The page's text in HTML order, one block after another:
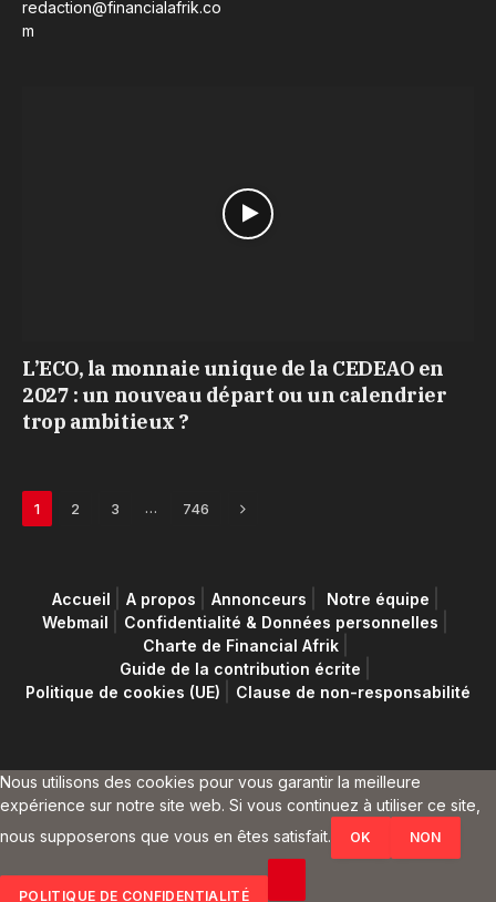
redaction@financialafrik.co
m
L’ECO, la monnaie unique de la CEDEAO en
2027 : un nouveau départ ou un calendrier
trop ambitieux ?
1 2 3 … 746 Next
Accueil A propos Annonceurs
Notre équipe
Webmail
Confidentialité & Données personnelles
Charte de Financial Afrik
Guide de la contribution écrite
Politique de cookies (UE)
Clause de non-responsabilité
Nous utilisons des cookies pour vous garantir la meilleure
expérience sur notre site web. Si vous continuez à utiliser ce site,
nous supposerons que vous en êtes satisfait.
OK NON
POLITIQUE DE CONFIDENTIALITÉ